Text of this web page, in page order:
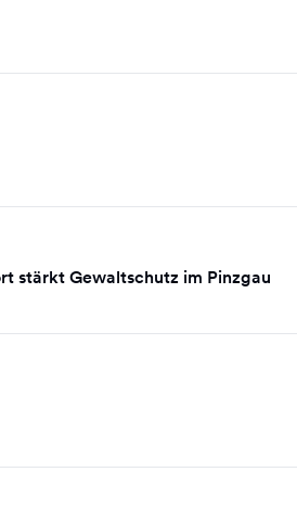
stärkt Gewaltschutz im Pinzgau